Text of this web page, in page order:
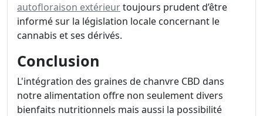
autofloraison extérieurtoujours prudent d’être
informé sur la législation locale concernant le
cannabis et ses dérivés.
Conclusion
L'intégration des graines de chanvre CBD dans
notre alimentation offre non seulement divers
bienfaits nutritionnels mais aussi la possibilité